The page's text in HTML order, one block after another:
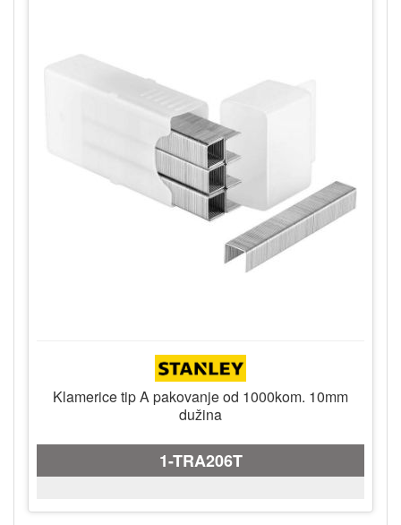
Klamerice tip A pakovanje od 1000kom. 10mm
dužina
1-TRA206T